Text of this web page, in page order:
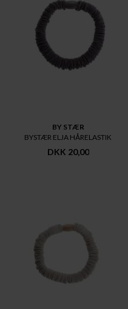
BY STÆR
BYSTÆR ELJA HÅRELASTIK
DKK 20,00